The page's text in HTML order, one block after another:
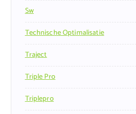
Sw
Technische Optimalisatie
Traject
Triple Pro
Triplepro